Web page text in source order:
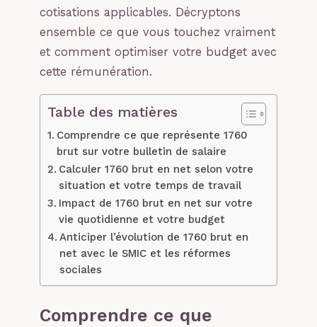
cotisations applicables. Décryptons
ensemble ce que vous touchez vraiment
et comment optimiser votre budget avec
cette rémunération.
Table des matières
Comprendre ce que représente 1760
brut sur votre bulletin de salaire
Calculer 1760 brut en net selon votre
situation et votre temps de travail
Impact de 1760 brut en net sur votre
vie quotidienne et votre budget
Anticiper l’évolution de 1760 brut en
net avec le SMIC et les réformes
sociales
Comprendre ce que